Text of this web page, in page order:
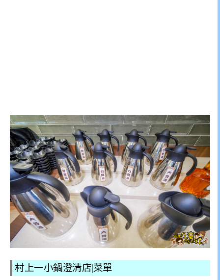
村上一小鍋澄清店|菜單